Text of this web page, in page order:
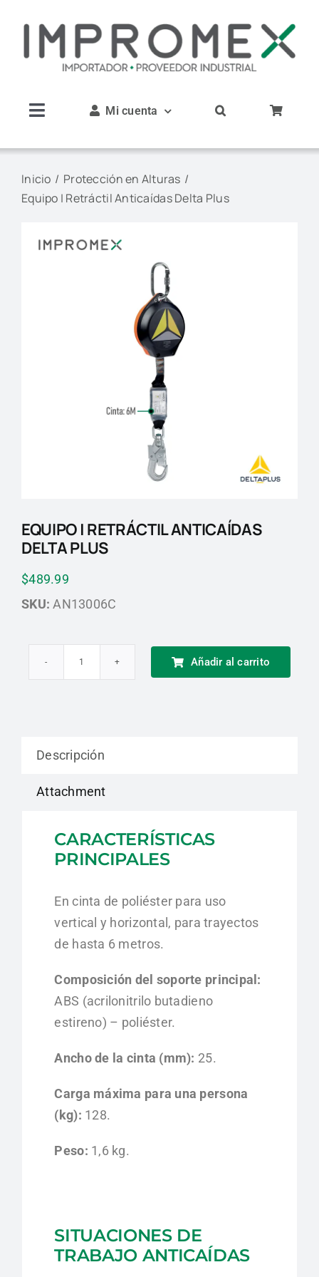
Toggle
Nosotros
Productos
Mi cuenta
Inicio
Protección en Alturas
Equipo | Retráctil Anticaídas Delta Plus
EQUIPO | RETRÁCTIL ANTICAÍDAS
DELTA PLUS
$489.99
SKU: AN13006C
Delta
cantidad
Añadir al carrito
Descripción
Attachment
CARACTERÍSTICAS
PRINCIPALES
En cinta de poliéster para uso
vertical y horizontal, para trayectos
de hasta 6 metros.
Composición del soporte principal:
ABS (acrilonitrilo butadieno
estireno) – poliéster.
Ancho de la cinta (mm): 25.
Carga máxima para una persona
(kg): 128.
Peso: 1,6 kg.
SITUACIONES DE
TRABAJO ANTICAÍDAS